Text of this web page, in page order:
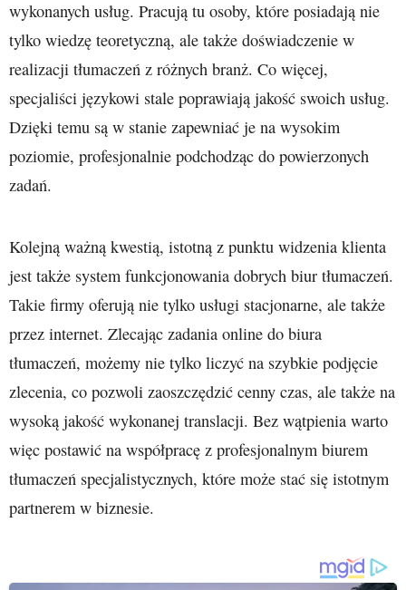
wykonanych usług. Pracują tu osoby, które posiadają nie
tylko wiedzę teoretyczną, ale także doświadczenie w
realizacji tłumaczeń z różnych branż. Co więcej,
specjaliści językowi stale poprawiają jakość swoich usług.
Dzięki temu są w stanie zapewniać je na wysokim
poziomie, profesjonalnie podchodząc do powierzonych
zadań.
Kolejną ważną kwestią, istotną z punktu widzenia klienta
jest także system funkcjonowania dobrych biur tłumaczeń.
Takie firmy oferują nie tylko usługi stacjonarne, ale także
przez internet. Zlecając zadania online do biura
tłumaczeń, możemy nie tylko liczyć na szybkie podjęcie
zlecenia, co pozwoli zaoszczędzić cenny czas, ale także na
wysoką jakość wykonanej translacji. Bez wątpienia warto
więc postawić na współpracę z profesjonalnym biurem
tłumaczeń specjalistycznych, które może stać się istotnym
partnerem w biznesie.